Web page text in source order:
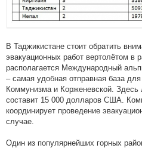
В Таджикистане стоит обратить
эвакуационных работ вертолётом в
располагается Международный
– самая удобная отправная база
Коммунизма и Корженевской. Здесь
составит 15 000 долларов США.
координирует проведение
случае.
Один из популярнейших горных